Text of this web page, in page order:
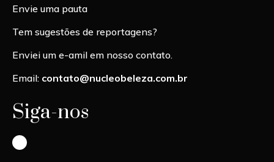
Envie uma pauta
Tem sugestões de reportagens?
Enviei um e-amil em nosso contato.
Email: contato@nucleobeleza.com.br
Siga-nos
Instagram